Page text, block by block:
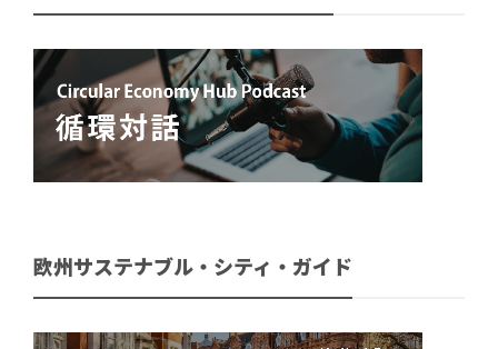
欧州サステナブル・シティ・ガイド